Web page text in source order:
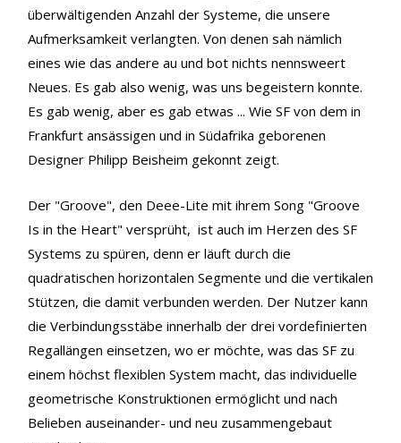
überwältigenden Anzahl der Systeme, die unsere
Aufmerksamkeit verlangten. Von denen sah nämlich
eines wie das andere au und bot nichts nennsweert
Neues. Es gab also wenig, was uns begeistern konnte.
Es gab wenig, aber es gab etwas ... Wie SF von dem in
Frankfurt ansässigen und in Südafrika geborenen
Designer Philipp Beisheim gekonnt zeigt.
Der "Groove", den Deee-Lite mit ihrem Song "Groove
Is in the Heart" versprüht, ist auch im Herzen des SF
Systems zu spüren, denn er läuft durch die
quadratischen horizontalen Segmente und die vertikalen
Stützen, die damit verbunden werden. Der Nutzer kann
die Verbindungsstäbe innerhalb der drei vordefinierten
Regallängen einsetzen, wo er möchte, was das SF zu
einem höchst flexiblen System macht, das individuelle
geometrische Konstruktionen ermöglicht und nach
Belieben auseinander- und neu zusammengebaut